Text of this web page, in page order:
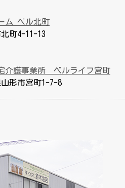
ム ベル北町
町4-11-13
介護事業所 ベルライフ宮町
形市宮町1-7-8